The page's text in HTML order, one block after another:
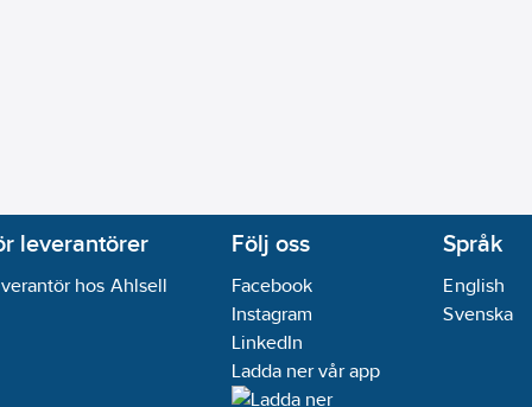
leverantörer
hos Ahlsell
Följ oss
Facebook
Instagram
LinkedIn
Ladda ner vår app
Språk
English
Svenska